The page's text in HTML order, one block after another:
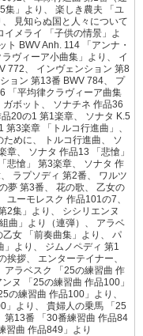
集」より、 楽しき農夫 「ユ
見知らぬ国と人々について
イメライ 「子供の情景」よ
ト BWV Anh. 114 「アンナ・
ヴィーア小曲集」より、 イ
772、 インヴェンション 第8
ョン 第13番 BWV 784、 プ
「平均律クラヴィーア曲集
ボット、 ソナチネ 作品36
20の1 第1楽章、 ソナタ K.5
3楽章 「トルコ行進曲」、
めに、 トルコ行進曲、 ソ
、 ソナタ 作品13 「悲愴」
悲愴」 第3楽章、 ソナタ 作
ラプソディ 第2番、 ワルツ
夢 第3番、 花の歌、 乙女の
ユーモレスク 作品101の7、
2集」より、 シシリエンヌ
曲」より（連弾）、 アラベ
女 「前奏曲集」より、 パ
」より、 ジムノペディ 第1
挨拶、 エンターテイナー、
アラベスク 「25の練習曲 作
ヌ 「25の練習曲 作品100」
の練習曲 作品100」より、
」より、 貴婦人の乗馬 「25
第13番 「30番練習曲 作品84
習曲 作品849」より